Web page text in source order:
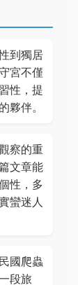
到獨居
宮不僅
性，提
夥伴。
察的重
文章能
性，多
蠻迷人
國爬蟲
段旅